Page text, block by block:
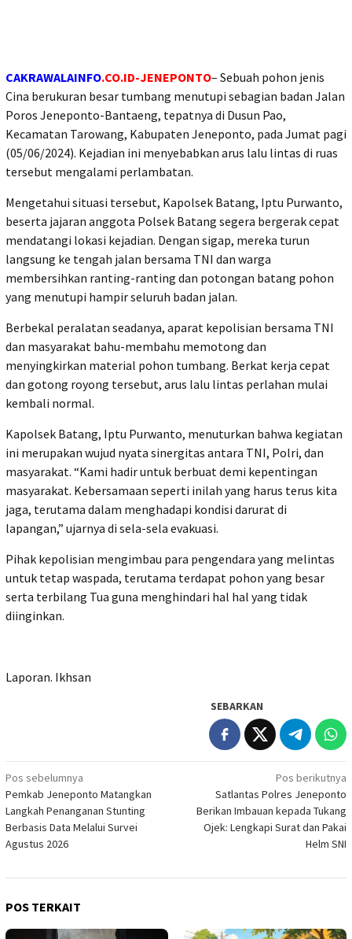
CAKRAWALAINFO.CO.ID-JENEPONTO– Sebuah pohon jenis
Cina berukuran besar tumbang menutupi sebagian badan Jalan
Poros Jeneponto-Bantaeng, tepatnya di Dusun Pao,
Kecamatan Tarowang, Kabupaten Jeneponto, pada Jumat pagi
(05/06/2024). Kejadian ini menyebabkan arus lalu lintas di ruas
tersebut mengalami perlambatan.
Mengetahui situasi tersebut, Kapolsek Batang, Iptu Purwanto,
beserta jajaran anggota Polsek Batang segera bergerak cepat
mendatangi lokasi kejadian. Dengan sigap, mereka turun
langsung ke tengah jalan bersama TNI dan warga
membersihkan ranting-ranting dan potongan batang pohon
yang menutupi hampir seluruh badan jalan.
Berbekal peralatan seadanya, aparat kepolisian bersama TNI
dan masyarakat bahu-membahu memotong dan
menyingkirkan material pohon tumbang. Berkat kerja cepat
dan gotong royong tersebut, arus lalu lintas perlahan mulai
kembali normal.
Kapolsek Batang, Iptu Purwanto, menuturkan bahwa kegiatan
ini merupakan wujud nyata sinergitas antara TNI, Polri, dan
masyarakat. “Kami hadir untuk berbuat demi kepentingan
masyarakat. Kebersamaan seperti inilah yang harus terus kita
jaga, terutama dalam menghadapi kondisi darurat di
lapangan,” ujarnya di sela-sela evakuasi.
Pihak kepolisian mengimbau para pengendara yang melintas
untuk tetap waspada, terutama terdapat pohon yang besar
serta terbilang Tua guna menghindari hal hal yang tidak
diinginkan.
Laporan. Ikhsan
SEBARKAN
Navigasi
pos
Pos sebelumnya
Pemkab Jeneponto Matangkan
Langkah Penanganan Stunting
Berbasis Data Melalui Survei
Agustus 2026
Pos berikutnya
Satlantas Polres Jeneponto
Berikan Imbauan kepada Tukang
Ojek: Lengkapi Surat dan Pakai
Helm SNI
POS TERKAIT